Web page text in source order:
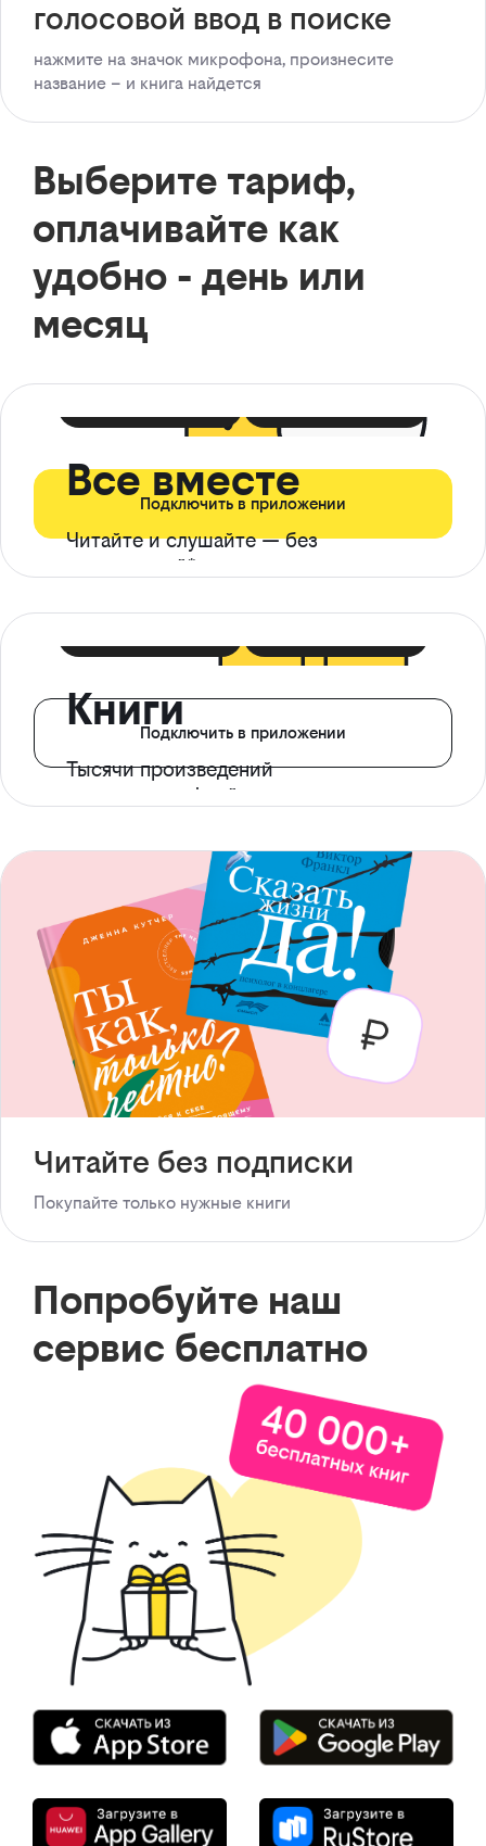
голосовой ввод в поиске
нажмите на значок микрофона, произнесите
название – и книга найдется
Выберите тариф,
оплачивайте как
удобно - день или
месяц
Все вместе
Читайте и слушайте — без
ограничений*
Подключить в приложении
Книги
Тысячи произведений
с доступом офлайн
Подключить в приложении
Читайте без подписки
Покупайте только нужные книги
Попробуйте наш
сервис бесплатно